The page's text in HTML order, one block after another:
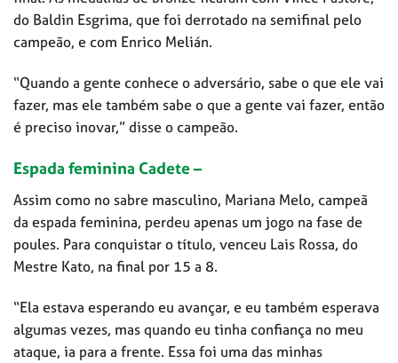
do Baldin Esgrima, que foi derrotado na semifinal pelo
campeão, e com Enrico Melián.
“Quando a gente conhece o adversário, sabe o que ele vai
fazer, mas ele também sabe o que a gente vai fazer, então
é preciso inovar,” disse o campeão.
Espada feminina Cadete –
Assim como no sabre masculino, Mariana Melo, campeã
da espada feminina, perdeu apenas um jogo na fase de
poules. Para conquistar o título, venceu Lais Rossa, do
Mestre Kato, na final por 15 a 8.
“Ela estava esperando eu avançar, e eu também esperava
algumas vezes, mas quando eu tinha confiança no meu
ataque, ia para a frente. Essa foi uma das minhas